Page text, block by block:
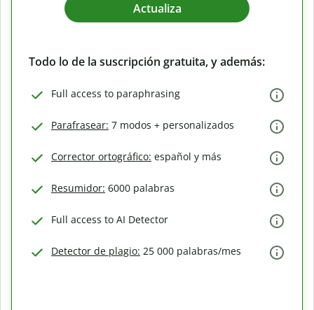
Actualiza
Todo lo de la suscripción gratuita, y además:
Full access to paraphrasing
Parafrasear: 7 modos + personalizados
Corrector ortográfico: español y más
Resumidor: 6000 palabras
Full access to AI Detector
Detector de plagio: 25 000 palabras/mes